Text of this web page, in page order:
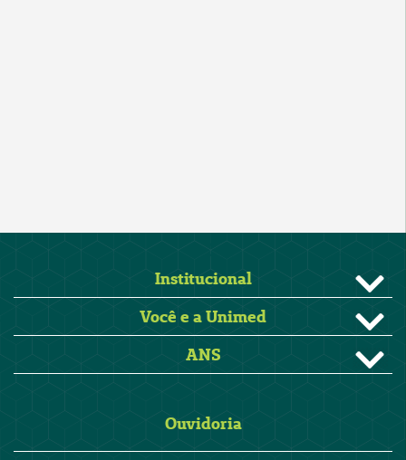
Institucional
Você e a Unimed
ANS
Ouvidoria